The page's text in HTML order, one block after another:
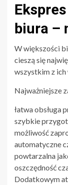
biura –
W większości
cieszą się
wszystkim z ich
Najważniejsze
łatwa obsługa
szybkie
możliwość
automatyczne
powtarzalna
oszczędność
Dodatkowym